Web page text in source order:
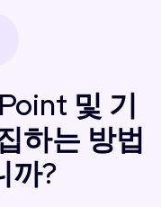
및 기
하는 방법
까?